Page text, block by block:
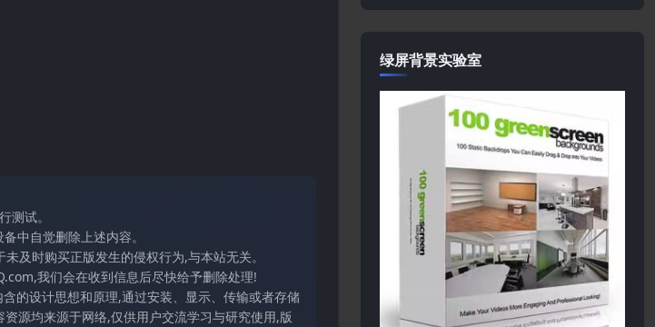
测试。
中自觉删除上述内容。
及时购买正版发生的侵权行为,与本站无关。
我们会在收到信息后尽快给予删除处理!
的设计思想和原理,通过安装、显示、传输或者存储
源均来源于网络,仅供用户交流学习与研究使用,版
绿屏背景实验室